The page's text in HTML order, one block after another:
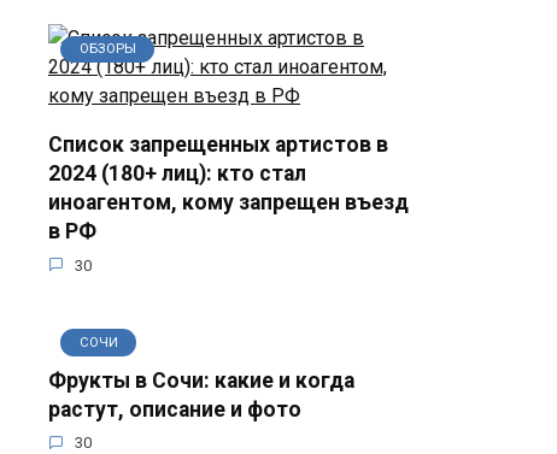
ОБЗОРЫ
Список запрещенных артистов в
2024 (180+ лиц): кто стал
иноагентом, кому запрещен въезд
в РФ
30
СОЧИ
Фрукты в Сочи: какие и когда
растут, описание и фото
30